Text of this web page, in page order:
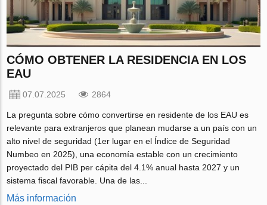
CÓMO OBTENER LA RESIDENCIA EN LOS
EAU
07.07.2025 2864
La pregunta sobre cómo convertirse en residente de los EAU es
relevante para extranjeros que planean mudarse a un país con un
alto nivel de seguridad (1er lugar en el Índice de Seguridad
Numbeo en 2025), una economía estable con un crecimiento
proyectado del PIB per cápita del 4.1% anual hasta 2027 y un
sistema fiscal favorable. Una de las...
Más información